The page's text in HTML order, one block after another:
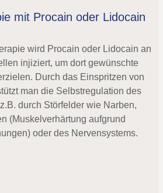
mit Procain oder Lidocain
wird Procain oder Lidocain an
injiziert, um dort gewünschte
Durch das Einspritzen von
man die Selbstregulation des
durch Störfelder wie Narben,
(Muskelverhärtung aufgrund
oder des Nervensystems.